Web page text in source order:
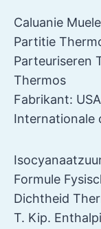
Caluanie
Partitie
Parteuriseren
Thermos
Fabrikant: USA
Internationale
Formule
Dichtheid
T. Kip.